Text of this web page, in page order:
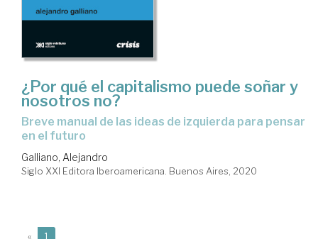
¿Por qué el capitalismo puede soñar y
nosotros no?
Breve manual de las ideas de izquierda para pensar
en el futuro
Galliano, Alejandro
Siglo XXI Editora Iberoamericana. Buenos Aires, 2020
« 1